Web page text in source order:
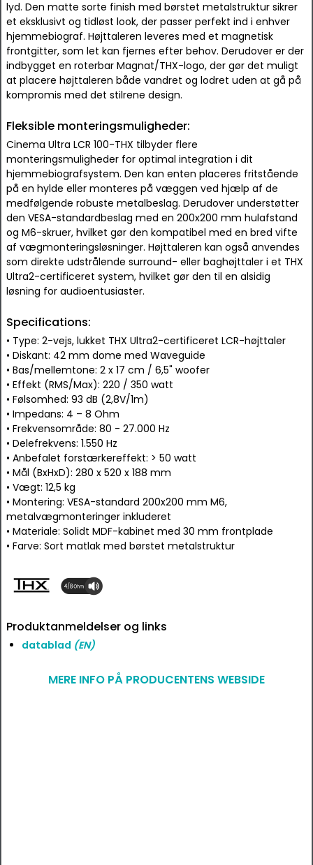
lyd. Den matte sorte finish med børstet metalstruktur sikrer
et eksklusivt og tidløst look, der passer perfekt ind i enhver
hjemmebiograf. Højttaleren leveres med et magnetisk
frontgitter, som let kan fjernes efter behov. Derudover er der
indbygget en roterbar Magnat/THX-logo, der gør det muligt
at placere højttaleren både vandret og lodret uden at gå på
kompromis med det stilrene design.
Fleksible monteringsmuligheder:
Cinema Ultra LCR 100-THX tilbyder flere
monteringsmuligheder for optimal integration i dit
hjemmebiografsystem. Den kan enten placeres fritstående
på en hylde eller monteres på væggen ved hjælp af de
medfølgende robuste metalbeslag. Derudover understøtter
den VESA-standardbeslag med en 200x200 mm hulafstand
og M6-skruer, hvilket gør den kompatibel med en bred vifte
af vægmonteringsløsninger. Højttaleren kan også anvendes
som direkte udstrålende surround- eller baghøjttaler i et THX
Ultra2-certificeret system, hvilket gør den til en alsidig
løsning for audioentusiaster.
Specifications:
• Type: 2-vejs, lukket THX Ultra2-certificeret LCR-højttaler
• Diskant: 42 mm dome med Waveguide
• Bas/mellemtone: 2 x 17 cm / 6,5" woofer
• Effekt (RMS/Max): 220 / 350 watt
• Følsomhed: 93 dB (2,8V/1m)
• Impedans: 4 – 8 Ohm
• Frekvensområde: 80 - 27.000 Hz
• Delefrekvens: 1.550 Hz
• Anbefalet forstærkereffekt: > 50 watt
• Mål (BxHxD): 280 x 520 x 188 mm
• Vægt: 12,5 kg
• Montering: VESA-standard 200x200 mm M6,
metalvægmonteringer inkluderet
• Materiale: Solidt MDF-kabinet med 30 mm frontplade
• Farve: Sort matlak med børstet metalstruktur
Produktanmeldelser og links
datablad (EN)
MERE INFO PÅ PRODUCENTENS WEBSIDE